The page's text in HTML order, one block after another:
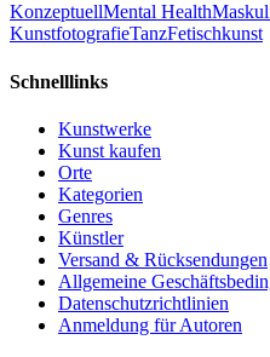
KonzeptuellMental Health
KunstfotografieTanzFetischkunst
Schnelllinks
Kunstwerke
Kunst kaufen
Orte
Kategorien
Genres
Künstler
Versand & Rücksendungen
Allgemeine
Datenschutzrichtlinien
Anmeldung für Autoren